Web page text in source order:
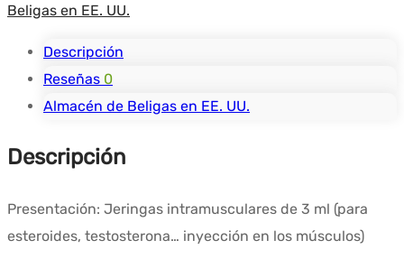
Beligas en EE. UU.
Descripción
Reseñas 0
Almacén de Beligas en EE. UU.
Descripción
Presentación: Jeringas intramusculares de 3 ml (para
esteroides, testosterona… inyección en los músculos)